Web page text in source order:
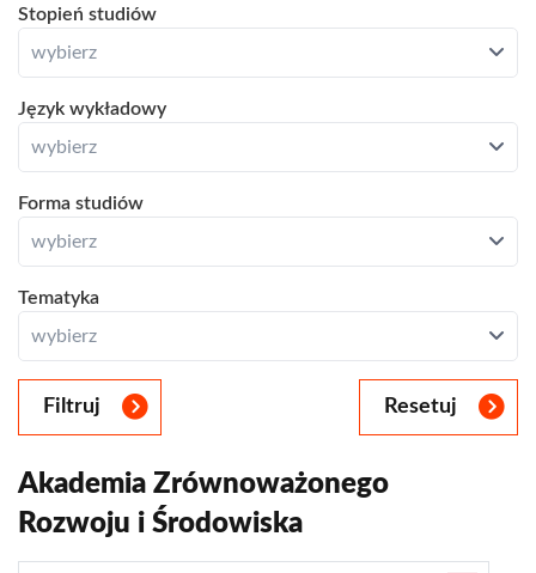
Resetuj
Otwórz
Stopień studiów
Zamknij
wybierz
Studia II stopnia
Studia jednolite magisterskie
Studia podyplomowe
Studia MBA/MPA
Otwórz
Otwórz
Otwórz
Język wykładowy
Zamknij
wybierz
angielski
Otwórz
Forma studiów
Zamknij
wybierz
Otwórz
Tematyka
Zamknij
wybierz
[dwa dyplomy]
stomatologia
psychologia
prawo
administracja
Filtruj Resetuj
Akademia Zrównoważonego
Rozwoju i Środowiska